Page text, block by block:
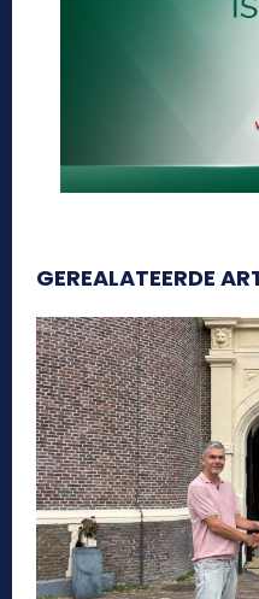
GEREALATEERDE